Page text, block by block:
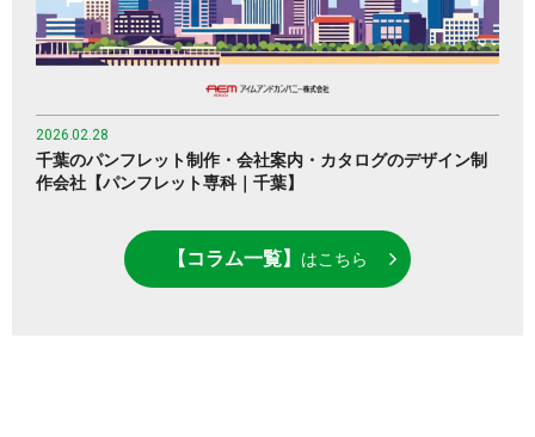
2026.02.28
千葉のパンフレット制作・会社案内・カタログのデザイン制
作会社【パンフレット専科｜千葉】
【コラム一覧】 はこちら